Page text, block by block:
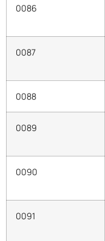
0086
0087
0088
0089
0090
0091